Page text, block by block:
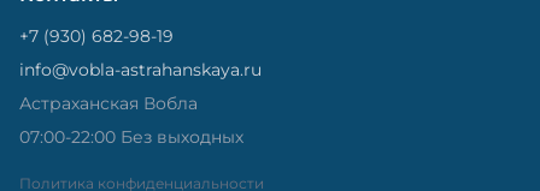
+7 (930) 682-98-19
info@vobla-astrahanskaya.ru
Астраханская Вобла
07:00-22:00 Без выходных
Политика конфиденциальности